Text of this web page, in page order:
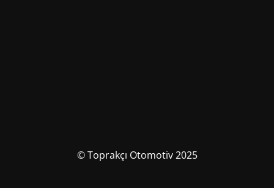
© Toprakçı Otomotiv 2025